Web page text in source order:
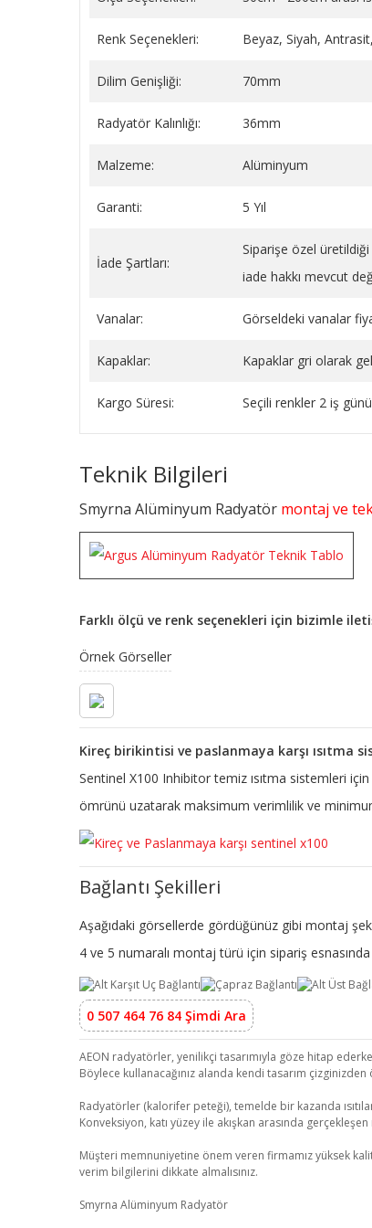
GİZLEME 9 CM
149,34 TL
Renk Seçenekleri: Beyaz, Siyah,
Dilim Genişliği: 70mm
Radyatör Kalınlığı: 36mm
Malzeme: Alüminyum
Garanti: 5 Yıl
İade Şartları:
Siparişe özel
iade hakkı mevcut
Vanalar: Görseldeki vanalar
Kapaklar: Kapaklar gri olarak
Kargo Süresi: Seçili renkler 2 iş
Teknik Bilgileri
Smyrna Alüminyum Radyatör montaj ve
Farklı ölçü ve renk seçenekleri için bizimle
Örnek Görseller
Kireç birikintisi ve paslanmaya karşı ısıtma
Sentinel X100 Inhibitor temiz ısıtma sistemleri
ömrünü uzatarak maksimum verimlilik ve
Bağlantı Şekilleri
Aşağıdaki görsellerde gördüğünüz gibi montaj
4 ve 5 numaralı montaj türü için sipariş
0 507 464 76 84 Şimdi Ara
AEON radyatörler, yenilikçi tasarımıyla göze hitap
Böylece kullanacağınız alanda kendi tasarım
Radyatörler (kalorifer peteği), temelde bir kazanda
Konveksiyon, katı yüzey ile akışkan arasında
Müşteri memnuniyetine önem veren firmamız yüksek
verim bilgilerini dikkate almalısınız.
Smyrna Alüminyum Radyatör